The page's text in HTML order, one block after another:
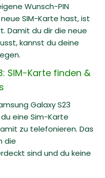
Wunsch-PIN
SIM-Karte hast, ist
Damit du dir die neue
kannst du deine
SIM-Karte finden &
Galaxy S23
eine Sim-Karte
zu telefonieren. Das
die
sind und du keine